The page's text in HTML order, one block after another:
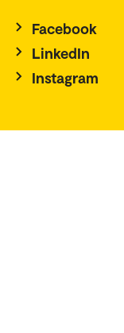
Facebook
LinkedIn
Instagram